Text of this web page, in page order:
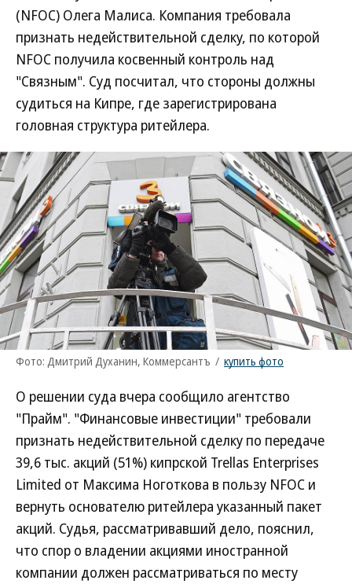
(NFOC) Олега Малиса. Компания требовала
признать недействительной сделку, по которой
NFOC получила косвенный контроль над
"Связным". Суд посчитал, что стороны должны
судиться на Кипре, где зарегистрирована
головная структура ритейлера.
Фото: Дмитрий Духанин, Коммерсантъ / купить фото
О решении суда вчера сообщило агентство
"Прайм". "Финансовые инвестиции" требовали
признать недействительной сделку по передаче
39,6 тыс. акций (51%) кипрской Trellas Enterprises
Limited от Максима Ноготкова в пользу NFOC и
вернуть основателю ритейлера указанный пакет
акций. Судья, рассматривавший дело, пояснил,
что спор о владении акциями иностранной
компании должен рассматриваться по месту